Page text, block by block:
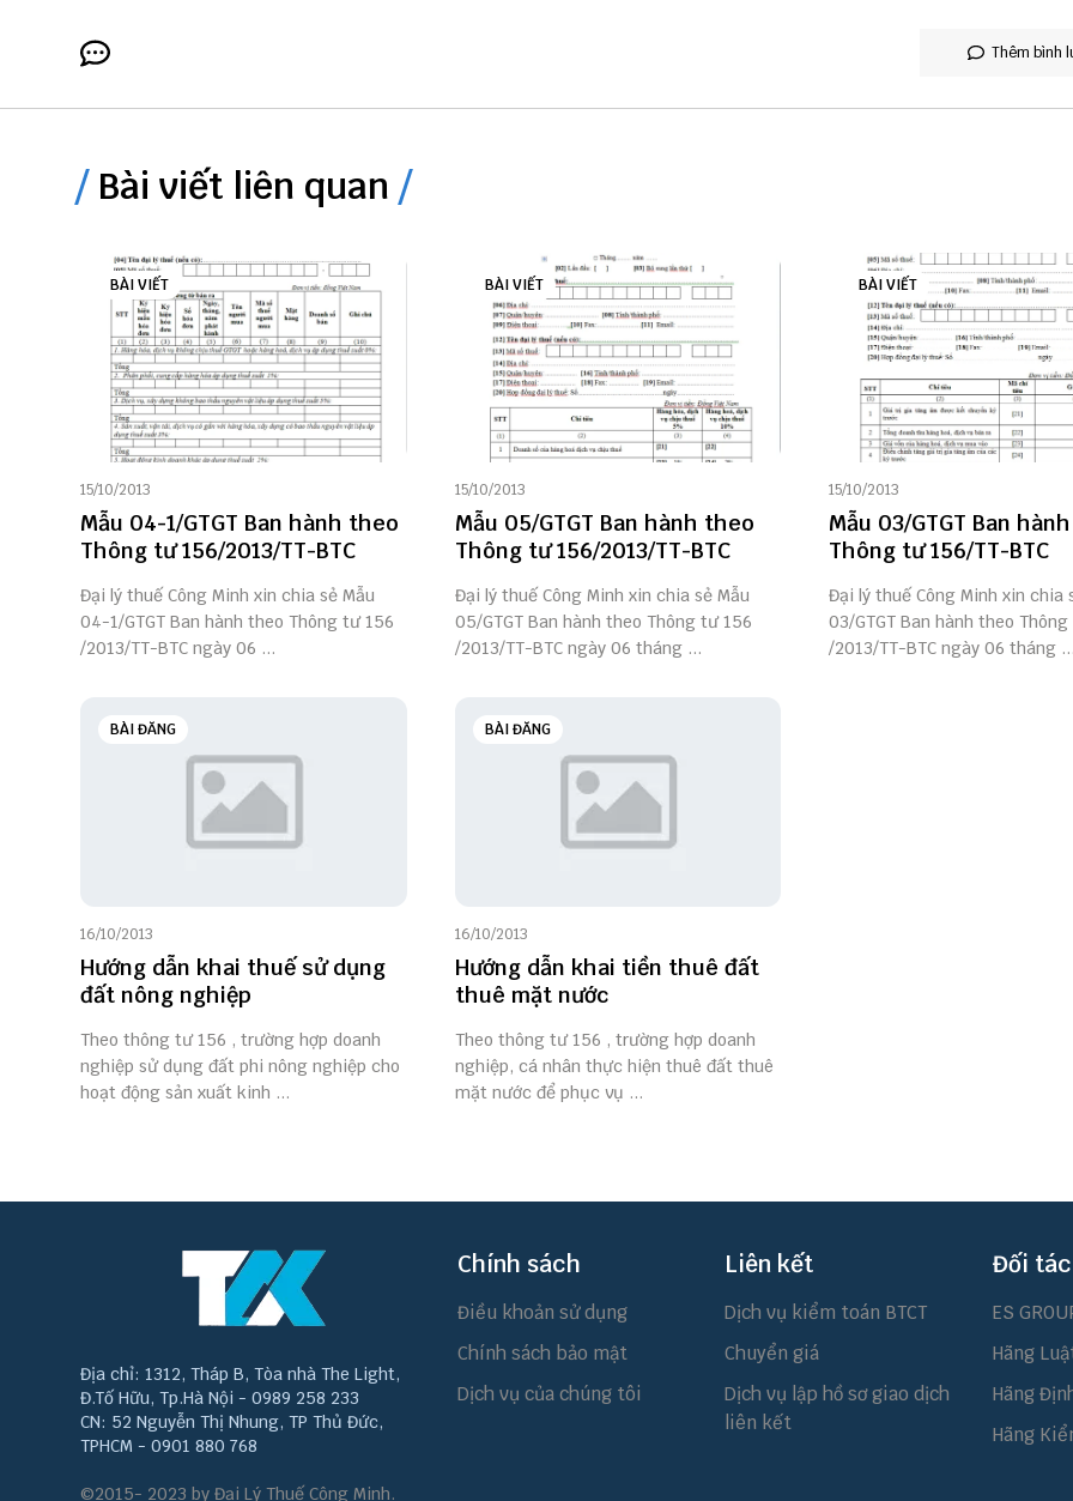
Thêm bình
Bài viết liên quan
BÀI VIẾT
15/10/2013
Mẫu 04-1/GTGT Ban hành theo
Thông tư 156/2013/TT-BTC
Đại lý thuế Công Minh xin chia sẻ Mẫu
04-1/GTGT Ban hành theo Thông tư 156
/2013/TT-BTC ngày 06 ...
BÀI VIẾT
15/10/2013
Mẫu 05/GTGT Ban hành theo
Thông tư 156/2013/TT-BTC
Đại lý thuế Công Minh xin chia sẻ Mẫu
05/GTGT Ban hành theo Thông tư 156
/2013/TT-BTC ngày 06 tháng ...
BÀI VIẾT
15/10/2013
Mẫu 03/GTGT Ban
Thông tư 156/TT-BTC
Đại lý thuế Công Minh xin chia
03/GTGT Ban hành theo
/2013/TT-BTC ngày 06 tháng
BÀI ĐĂNG
16/10/2013
Hướng dẫn khai thuế sử dụng
đất nông nghiệp
Theo thông tư 156 , trường hợp doanh
nghiệp sử dụng đất phi nông nghiệp cho
hoạt động sản xuất kinh ...
BÀI ĐĂNG
16/10/2013
Hướng dẫn khai tiền thuê đất
thuê mặt nước
Theo thông tư 156 , trường hợp doanh
nghiệp, cá nhân thực hiện thuê đất thuê
mặt nước để phục vụ ...
Địa chỉ: 1312, Tháp B, Tòa nhà The Light,
Đ.Tố Hữu, Tp.Hà Nội - 0989 258 233
CN: 52 Nguyễn Thị Nhung, TP Thủ Đức,
TPHCM - 0901 880 768
©2015- 2023 by Đại Lý Thuế Công Minh.
Chính sách
Điều khoản sử dụng
Chính sách bảo mật
Dịch vụ của chúng tôi
Liên kết
Dịch vụ kiểm toán BTCT
Chuyển giá
Dịch vụ lập hồ sơ giao dịch
liên kết
Đối tác
ES
Hãng
Hãng
Hãng